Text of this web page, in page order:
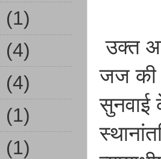
उक्त
जज की
सुनवाई
(1)
(4)
(4)
(1)
(1)